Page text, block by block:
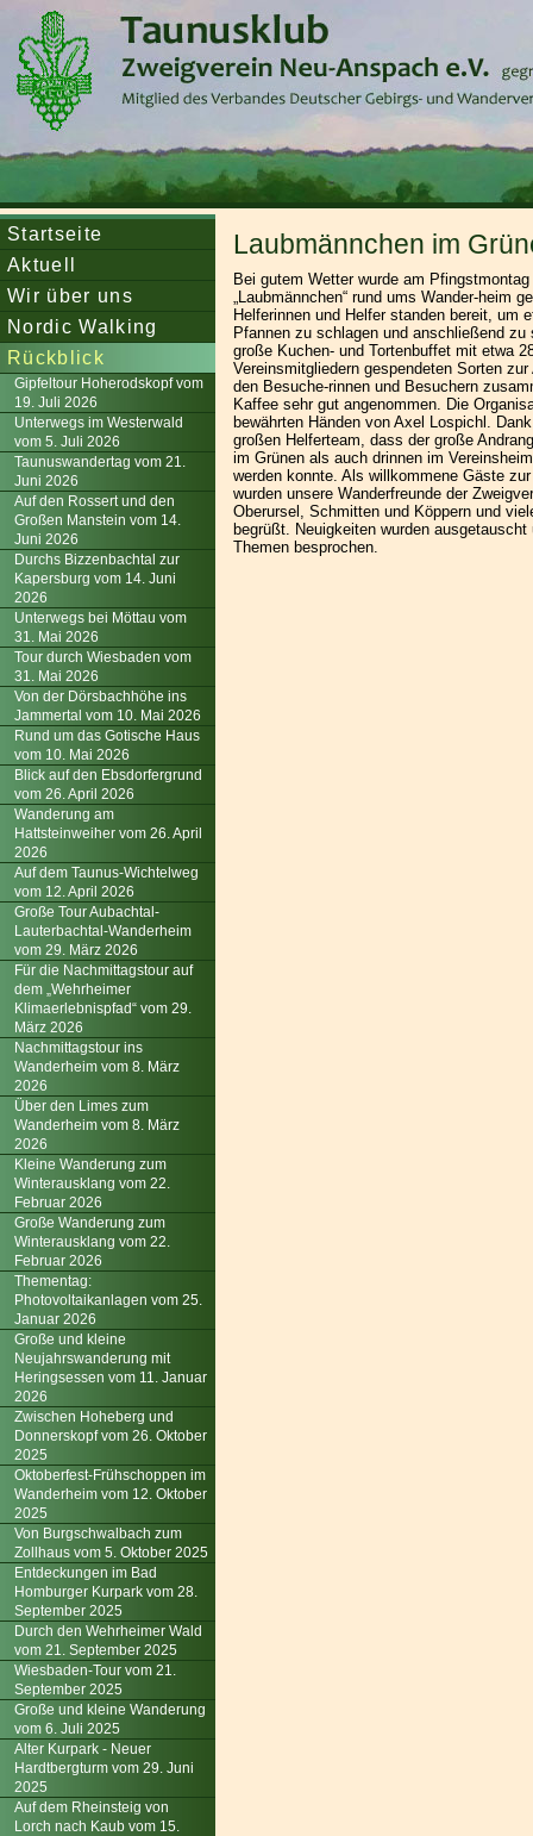
Startseite
Aktuell
Wir über uns
Nordic Walking
Rückblick
Gipfeltour Hoherodskopf vom
19. Juli 2026
Unterwegs im Westerwald
vom 5. Juli 2026
Taunuswandertag vom 21.
Juni 2026
Auf den Rossert und den
Großen Manstein vom 14.
Juni 2026
Durchs Bizzenbachtal zur
Kapersburg vom 14. Juni
2026
Unterwegs bei Möttau vom
31. Mai 2026
Tour durch Wiesbaden vom
31. Mai 2026
Von der Dörsbachhöhe ins
Jammertal vom 10. Mai 2026
Rund um das Gotische Haus
vom 10. Mai 2026
Blick auf den Ebsdorfergrund
vom 26. April 2026
Wanderung am
Hattsteinweiher vom 26. April
2026
Auf dem Taunus-Wichtelweg
vom 12. April 2026
Große Tour Aubachtal-
Lauterbachtal-Wanderheim
vom 29. März 2026
Für die Nachmittagstour auf
dem „Wehrheimer
Klimaerlebnispfad“ vom 29.
März 2026
Nachmittagstour ins
Wanderheim vom 8. März
2026
Über den Limes zum
Wanderheim vom 8. März
2026
Kleine Wanderung zum
Winterausklang vom 22.
Februar 2026
Große Wanderung zum
Winterausklang vom 22.
Februar 2026
Thementag:
Photovoltaikanlagen vom 25.
Januar 2026
Große und kleine
Neujahrswanderung mit
Heringsessen vom 11. Januar
2026
Zwischen Hoheberg und
Donnerskopf vom 26. Oktober
2025
Oktoberfest-Frühschoppen im
Wanderheim vom 12. Oktober
2025
Von Burgschwalbach zum
Zollhaus vom 5. Oktober 2025
Entdeckungen im Bad
Homburger Kurpark vom 28.
September 2025
Durch den Wehrheimer Wald
vom 21. September 2025
Wiesbaden-Tour vom 21.
September 2025
Große und kleine Wanderung
vom 6. Juli 2025
Alter Kurpark - Neuer
Hardtbergturm vom 29. Juni
2025
Auf dem Rheinsteig von
Lorch nach Kaub vom 15.
Laubmännchen im
Bei gutem Wetter wurde am
„Laubmännchen“ rund ums Wander-heim
Helferinnen und Helfer standen bereit, um
Pfannen zu schlagen und anschließend zu
große Kuchen- und Tortenbuffet mit etwa
Vereinsmitgliedern gespendeten Sorten
den Besuche-rinnen und Besuchern
Kaffee sehr gut angenommen. Die
bewährten Händen von Axel Lospichl.
großen Helferteam, dass der große
im Grünen als auch drinnen im
werden konnte. Als willkommene Gäste
wurden unsere Wanderfreunde der
Oberursel, Schmitten und Köppern und
begrüßt. Neuigkeiten wurden ausgetauscht
Themen besprochen.